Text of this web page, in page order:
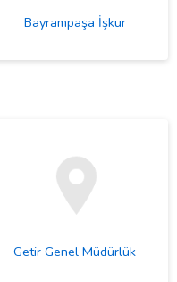
Bayrampaşa İşkur
Getir Genel Müdürlük